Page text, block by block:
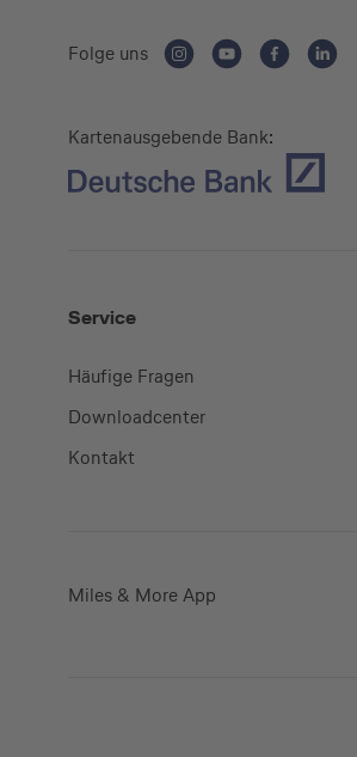
Folge uns
Kartenausgebende Bank:
Service
Häufige Fragen
Downloadcenter
Kontakt
Miles & More App